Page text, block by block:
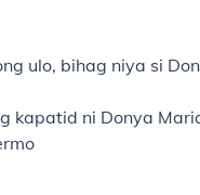
ulo, bihag niya si
kapatid ni Donya